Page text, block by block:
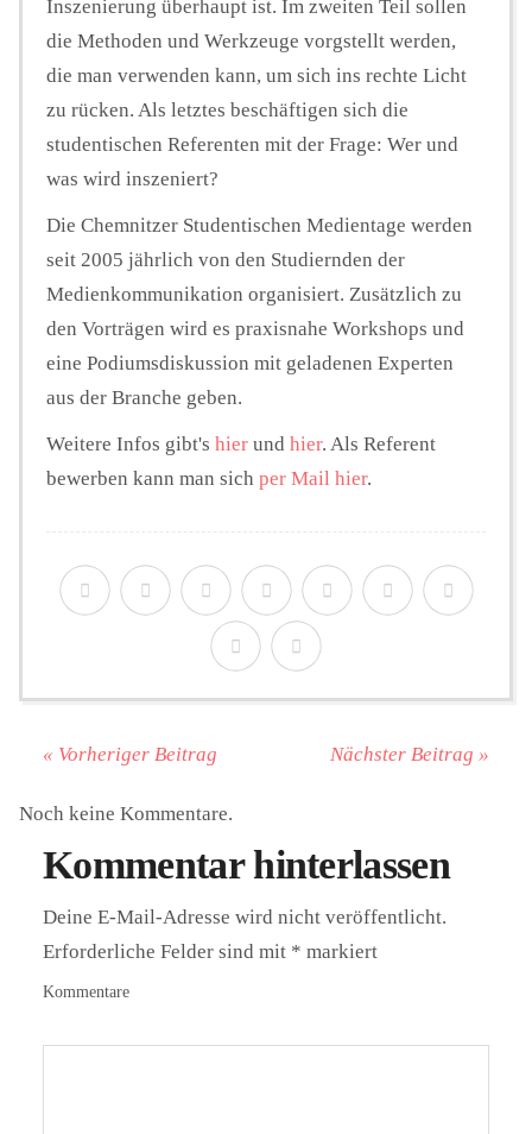
Inszenierung überhaupt ist. Im zweiten Teil sollen
die Methoden und Werkzeuge vorgstellt werden,
die man verwenden kann, um sich ins rechte Licht
zu rücken. Als letztes beschäftigen sich die
studentischen Referenten mit der Frage: Wer und
was wird inszeniert?
Die Chemnitzer Studentischen Medientage werden
seit 2005 jährlich von den Studiernden der
Medienkommunikation organisiert. Zusätzlich zu
den Vorträgen wird es praxisnahe Workshops und
eine Podiumsdiskussion mit geladenen Experten
aus der Branche geben.
Weitere Infos gibt's hier und hier. Als Referent
bewerben kann man sich per Mail hier.
« Vorheriger Beitrag Nächster Beitrag »
Noch keine Kommentare.
Kommentar hinterlassen
Deine E-Mail-Adresse wird nicht veröffentlicht.
Erforderliche Felder sind mit * markiert
Kommentare